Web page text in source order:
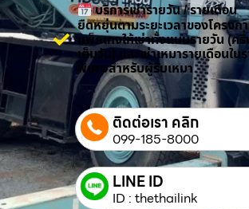
บริการเช่ารายวัน / รายเดือน
ยืดหยุ่นตามระยะเวลาของโครงก
แพ็กเกจให้เช่าทั้งแบบรายวัน (ค
เต็มวัน) และเช่าเหมารายเดือนใน
พิเศษสำหรับผู้รับเหมา
ติดต่อเรา คลิก
099-185-8000
LINE ID
ID : thethailink